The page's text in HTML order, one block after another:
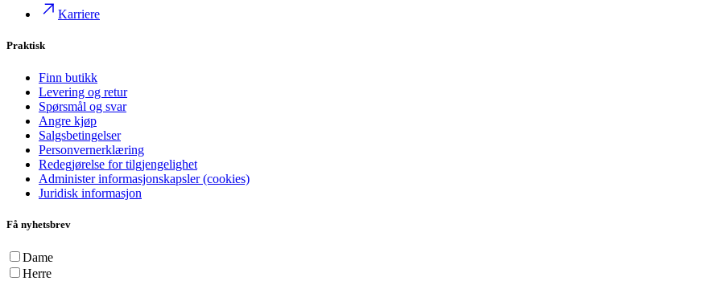
Karriere
Praktisk
Finn butikk
Levering og retur
Spørsmål og svar
Angre kjøp
Salgsbetingelser
Personvernerklæring
Redegjørelse for tilgjengelighet
Administer informasjonskapsler (cookies)
Juridisk informasjon
Få nyhetsbrev
Dame
Herre